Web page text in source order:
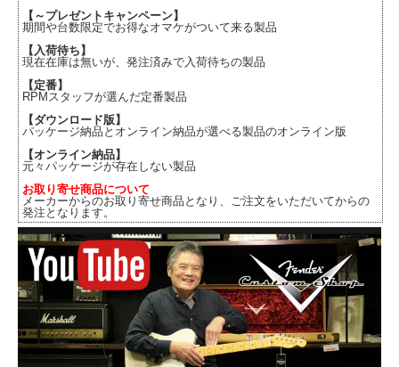
【～プレゼントキャンペーン】
期間や台数限定でお得なオマケがついて来る製品
【入荷待ち】
現在在庫は無いが、発注済みで入荷待ちの製品
【定番】
RPMスタッフが選んだ定番製品
【ダウンロード版】
パッケージ納品とオンライン納品が選べる製品のオンライン版
【オンライン納品】
元々パッケージが存在しない製品
お取り寄せ商品について
メーカーからのお取り寄せ商品となり、ご注文をいただいてからの
発注となります。